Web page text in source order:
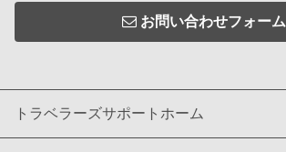
お問い合わせフォーム
トラベラーズサポートホーム